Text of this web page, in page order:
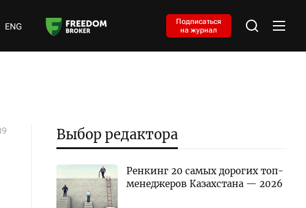
ENG
Подписаться
на журнал
Выбор редактора
Ренкинг 20 самых дорогих топ-
менеджеров Казахстана — 2026